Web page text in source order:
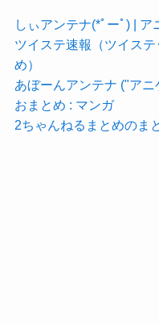
しぃアンテナ(*ﾟーﾟ) | ア
ツイステ速報（ツイス
め）
あぼーんアンテナ ("アニ
おまとめ : マンガ
2ちゃんねるまとめのま